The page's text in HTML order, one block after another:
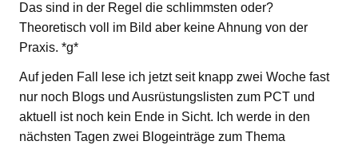
Das sind in der Regel die schlimmsten oder?
Theoretisch voll im Bild aber keine Ahnung von der
Praxis. *g*
Auf jeden Fall lese ich jetzt seit knapp zwei Woche fast
nur noch Blogs und Ausrüstungslisten zum PCT und
aktuell ist noch kein Ende in Sicht. Ich werde in den
nächsten Tagen zwei Blogeinträge zum Thema